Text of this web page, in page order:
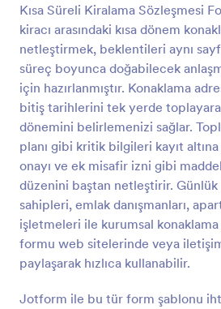
Kısa Süreli Kiralama Sözleşmesi
kiracı arasındaki kısa dönem
netleştirmek, beklentileri aynı
süreç boyunca doğabilecek
için hazırlanmıştır. Konaklama
bitiş tarihlerini tek yerde
dönemini belirlemenizi sağlar.
planı gibi kritik bilgileri kayıt altına
onayı ve ek misafir izni gibi
düzenini baştan netleştirir.
sahipleri, emlak danışmanları,
işletmeleri ile kurumsal
formu web sitelerinde veya
paylaşarak hızlıca kullanabilir.
Jotform ile bu tür form şablonu
Önizleme